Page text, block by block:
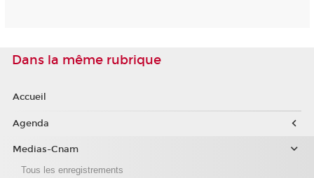
Dans la même rubrique
Accueil
Agenda
Medias-Cnam
Tous les enregistrements